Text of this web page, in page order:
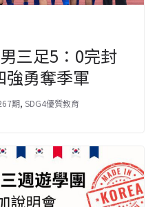
三足5：0完封
強勇奪季軍
期, SDG4優質教育